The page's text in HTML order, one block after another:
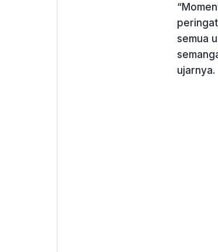
semua
ujarnya.